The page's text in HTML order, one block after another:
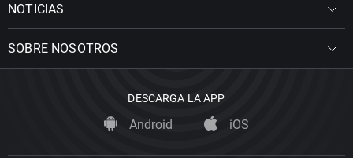
NOTICIAS
SOBRE NOSOTROS
DESCARGA LA APP
Android iOS